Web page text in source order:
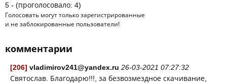
5 - (проголосовало: 4)
Голосовать могут только зарегистрированные
и не заблокированные пользователи!
комментарии
[206] vladimirov241@yandex.ru 26-03-2021 07:27:32
Святослав. Благодарю!!!, за безвозмездное скачивание,